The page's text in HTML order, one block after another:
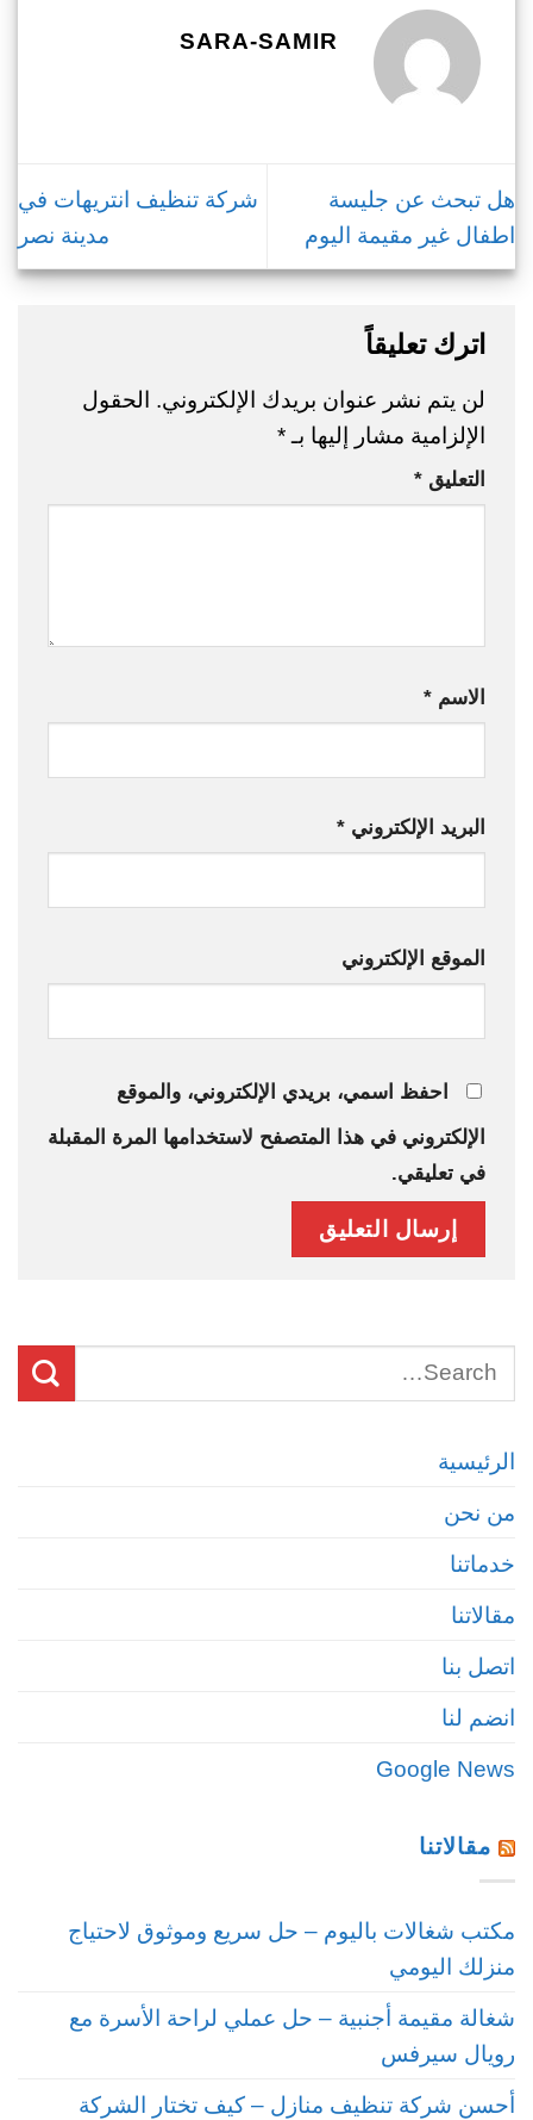
الرئيسية
من نحن
خدماتنا
مقالاتنا
اتصل بنا
انضم لنا
Google News
مقالاتنا
مكتب شغالات باليوم – حل سريع وموثوق لاحتياج
منزلك اليومي
شغالة مقيمة أجنبية – حل عملي لراحة الأسرة مع
رويال سيرفس
أحسن شركة تنظيف منازل – كيف تختار الشركة
SARA-SAMIR
هل تبحث عن جليسة
اطفال غير مقيمة اليوم
شركة تنظيف انتريهات في
مدينة نصر
اترك تعليقاً
لن يتم نشر عنوان بريدك الإلكتروني. الحقول
الإلزامية مشار إليها بـ*
التعليق *
الاسم *
البريد الإلكتروني *
الموقع الإلكتروني
احفظ اسمي، بريدي الإلكتروني، والموقع
الإلكتروني في هذا المتصفح لاستخدامها المرة المقبلة
في تعليقي.